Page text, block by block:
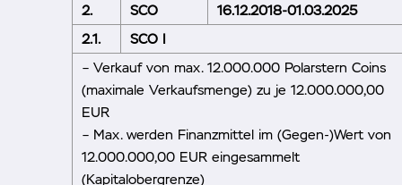
2.
SCO
16.12.2018-01.03.2025
2.1.
SCO I
– Verkauf von max. 12.000.000 Polarstern Coins
(maximale Verkaufsmenge) zu je 12.000.000,00
EUR
– Max. werden Finanzmittel im (Gegen-)Wert von
12.000.000,00 EUR eingesammelt
(Kapitalobergrenze)